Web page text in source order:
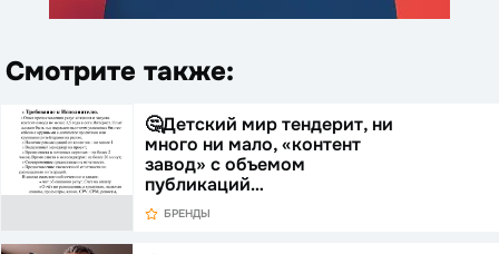
Смотрите также:
🤔Детский мир тендерит, ни
много ни мало, «контент
завод» с объемом
публикаций…
БРЕНДЫ